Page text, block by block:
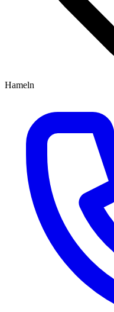
Hameln